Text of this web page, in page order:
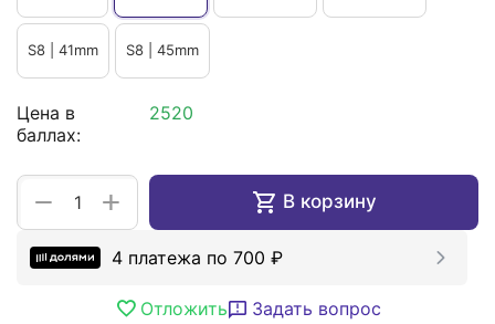
S8 | 41mm S8 | 45mm
Цена в
баллах:
2520
+
− В корзину
4 платежа по 700 ₽
Отложить Задать вопрос